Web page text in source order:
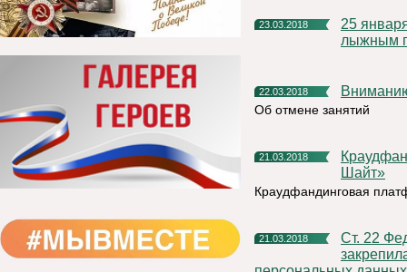
23.03.2018
25 января состоится первенство Княжпогостского района по
лыжным
22.03.2018
Об отмене занятий
21.03.2018
Краудфандинговая платформа Республики Коми «Зарни
Шайт»
Краудфандинговая
21.03.2018
Ст. 22 Федерального закона «О персональных данных»